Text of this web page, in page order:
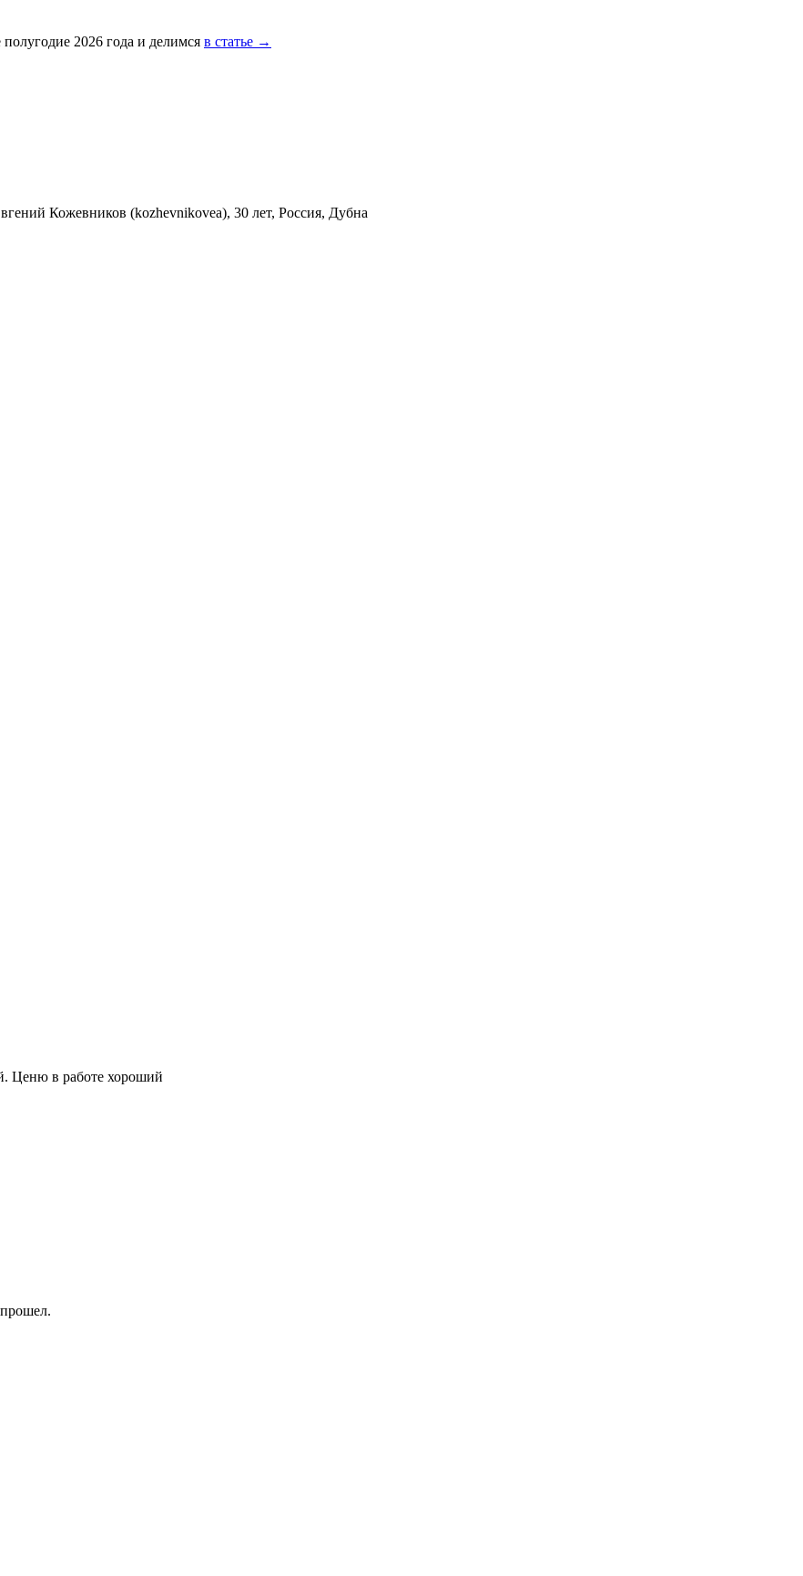
2026 года и делимся в статье →
Ценю в работе хороший